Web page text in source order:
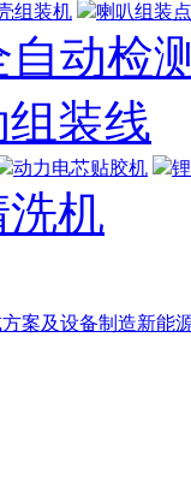
组装机 喇叭组装
自动检
装线
动力电芯贴胶机
机
案及设备制造新能